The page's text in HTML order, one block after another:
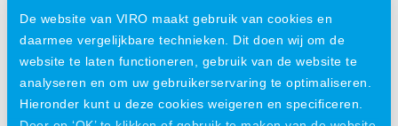
De website van VIRO maakt gebruik van cookies en
daarmee vergelijkbare technieken. Dit doen wij om de
website te laten functioneren, gebruik van de website te
analyseren en om uw gebruikerservaring te optimaliseren.
Hieronder kunt u deze cookies weigeren en specificeren.